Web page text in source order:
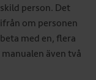
person. Det
om personen
med en, flera
även två